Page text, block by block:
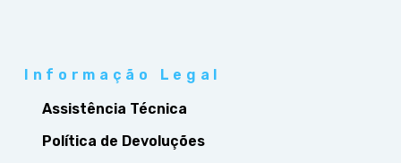
Informação Legal
Assistência Técnica
Política de Devoluções